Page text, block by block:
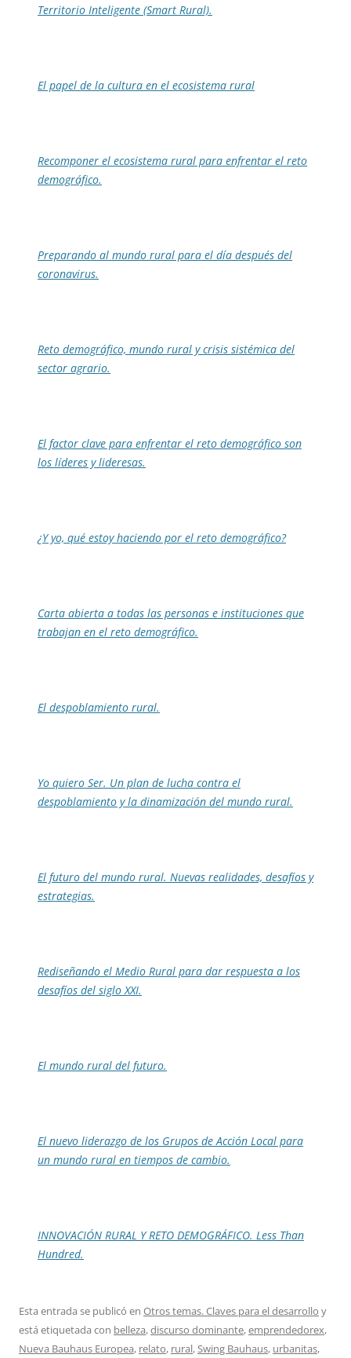
Territorio Inteligente (Smart Rural).
El papel de la cultura en el ecosistema rural
Recomponer el ecosistema rural para enfrentar el reto
demográfico.
Preparando al mundo rural para el día después del
coronavirus.
Reto demográfico, mundo rural y crisis sistémica del
sector agrario.
El factor clave para enfrentar el reto demográfico son
los líderes y lideresas.
¿Y yo, qué estoy haciendo por el reto demográfico?
Carta abierta a todas las personas e instituciones que
trabajan en el reto demográfico.
El despoblamiento rural.
Yo quiero Ser. Un plan de lucha contra el
despoblamiento y la dinamización del mundo rural.
El futuro del mundo rural. Nuevas realidades, desafíos y
estrategias.
Rediseñando el Medio Rural para dar respuesta a los
desafíos del siglo XXI.
El mundo rural del futuro.
El nuevo liderazgo de los Grupos de Acción Local para
un mundo rural en tiempos de cambio.
INNOVACIÓN RURAL Y RETO DEMOGRÁFICO. Less Than
Hundred.
Esta entrada se publicó en Otros temas. Claves para el desarrollo y
está etiquetada con belleza,discurso dominante,emprendedorex,
Nueva Bauhaus Europea, relato, rural,Swing Bauhaus, urbanitas,